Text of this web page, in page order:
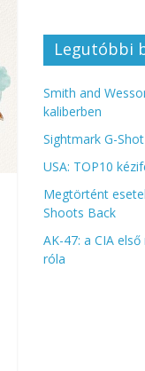
Legutóbbi
Smith and
kaliberben
Sightmark G-
USA: TOP10
Megtörtént
Shoots Back
AK-47: a CIA
róla